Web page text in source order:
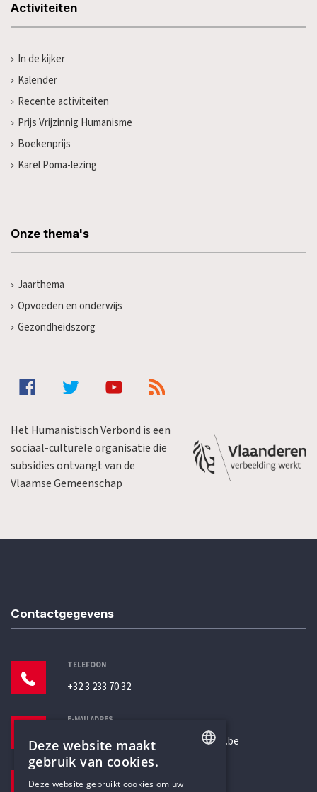
Activiteiten
In de kijker
Kalender
Recente activiteiten
Prijs Vrijzinnig Humanisme
Boekenprijs
Karel Poma-lezing
Onze thema's
Jaarthema
Opvoeden en onderwijs
Gezondheidszorg
Het Humanistisch Verbond is een
sociaal-culturele organisatie die
subsidies ontvangt van de
Vlaamse Gemeenschap
Contactgegevens
TELEFOON
+32 3 233 70 32
E-MAILADRES
secretariaat@humanistischverbond.be
Deze website maakt
gebruik van cookies.
Deze website gebruikt cookies om uw